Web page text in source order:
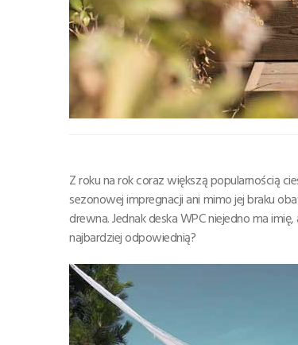
Z roku na rok coraz większą popularnością
sezonowej impregnacji ani mimo jej braku
drewna. Jednak deska WPC niejedno ma
najbardziej odpowiednią?